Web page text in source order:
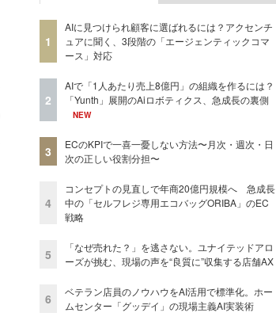
1
AIに見つけられ顧客に選ばれるには？アクセンチ
ュアに聞く、3段階の「エージェンティックコマ
ース」対応
2
AIで「1人あたり売上8億円」の組織を作るには？
「Yunth」展開のAiロボティクス、急成長の裏側
NEW
3
ECのKPIで一喜一憂しない方法〜月次・週次・日
次の正しい役割分担〜
4
コンセプトの見直しで年商20億円規模へ 急成長
中の「セルフレジ専用エコバッグORIBA」のEC
戦略
5
「なぜ売れた？」を逃さない。ユナイテッドアロ
ーズが挑む、現場の声を“良質に”収集する店舗AX
6
ベテラン店員のノウハウをAI活用で標準化。ホー
ムセンター「グッデイ」の現場主義AI実装術